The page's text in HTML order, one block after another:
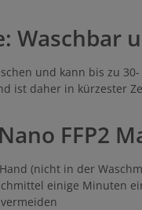
und kann bis zu
ist daher in kürzester
FFP2
(nicht in der
einige Minuten